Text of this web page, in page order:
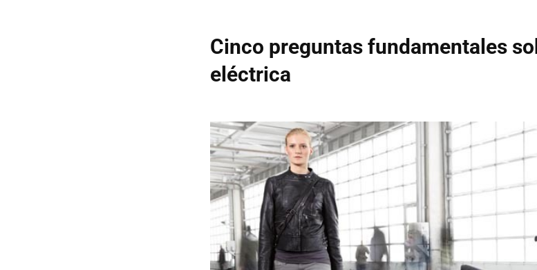
Cinco preguntas fundamentales
eléctrica